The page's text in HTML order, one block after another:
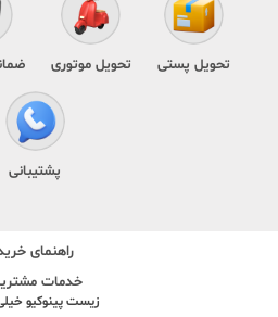
تحویل پستی تحویل موتوری
پشتیبانی
راهنمای
خدمات
زیست پینوکیو